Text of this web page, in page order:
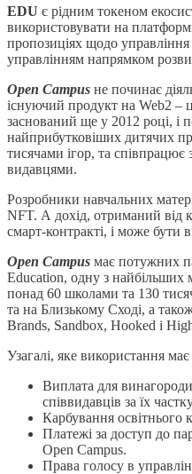
EDU є рідним токеном
використовувати на
пропозиціях щодо
управлінням напрямком
Open Campus не починає
існуючий продукт на Web2 –
заснований ще у 2012 році, і
найприбутковіших дитячих
тисячами ігор, та
видавцями.
Розробники навчальних
NFT. А дохід, отриманий від
смарт-контракті, і може бути
Open Campus має потужних
Education, одну з найбільших
понад 60 школами та 130
та на Близькому Сході, а
Brands, Sandbox, Hooked і
Узагалі, яке використання
Виплата для
співвидавців за їх
Карбування освітнього
Платежі за доступ до
Open Campus.
Права голосу в